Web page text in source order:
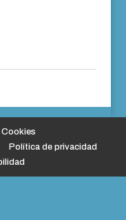
Política de privacidad